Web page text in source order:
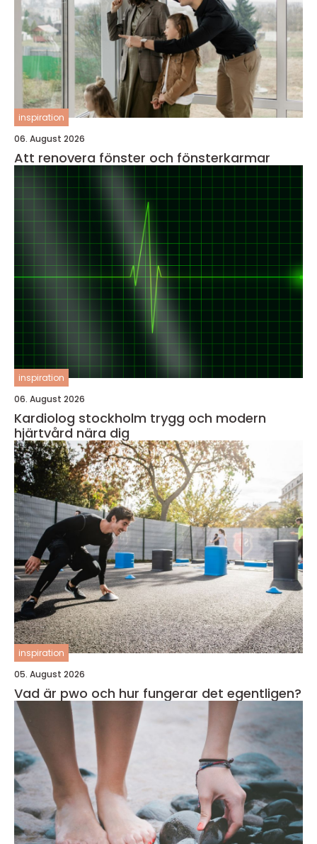
inspiration
06. August 2026
Att renovera fönster och fönsterkarmar
inspiration
06. August 2026
Kardiolog stockholm trygg och modern
hjärtvård nära dig
inspiration
05. August 2026
Vad är pwo och hur fungerar det egentligen?